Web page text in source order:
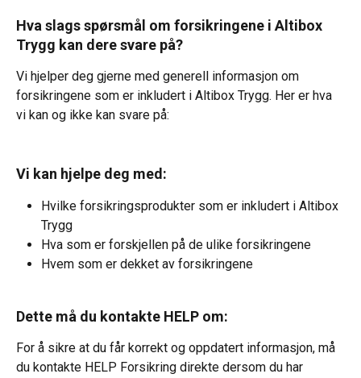
Hva slags spørsmål om forsikringene i Altibox
Trygg kan dere svare på?
Vi hjelper deg gjerne med generell informasjon om
forsikringene som er inkludert i Altibox Trygg. Her er hva
vi kan og ikke kan svare på:
Vi kan hjelpe deg med:
Hvilke forsikringsprodukter som er inkludert i Altibox
Trygg
Hva som er forskjellen på de ulike forsikringene
Hvem som er dekket av forsikringene
Dette må du kontakte HELP om:
For å sikre at du får korrekt og oppdatert informasjon, må
du kontakte HELP Forsikring direkte dersom du har